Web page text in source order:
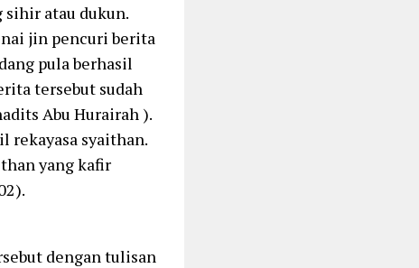
sihir atau dukun.
jin pencuri berita
pula berhasil
tersebut sudah
Abu Hurairah ).
rekayasa syaithan.
yang kafir
dengan tulisan